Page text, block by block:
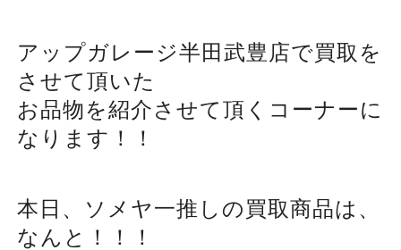
アップガレージ半田武豊店で買取を
させて頂いた
お品物を紹介させて頂くコーナーに
なります！！
本日、ソメヤ一推しの買取商品は、
なんと！！！